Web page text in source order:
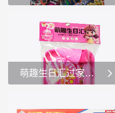
五合体变形系列玩具。1.玩
具类型和主题 -这是一款变
形玩具，属于五合体变形系
列。主题是“星际战神”，包
装上展示了一个由五个不同
萌趣生日汇过家家粉色生日派对玩具
的儿童玩具套装，适合3岁及